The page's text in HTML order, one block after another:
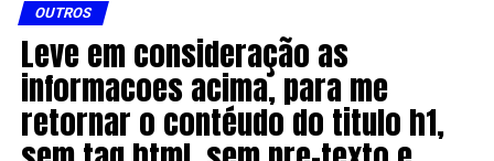
OUTROS
Leve em consideração as
informacoes acima, para me
retornar o contéudo do titulo h1,